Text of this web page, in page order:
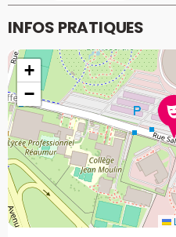
INFOS PRATIQUES
+
−